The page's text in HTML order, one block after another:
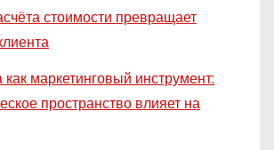
стоимости превращает
маркетинговый инструмент:
пространство влияет на